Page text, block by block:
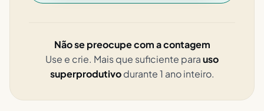
Não se preocupe com a contagem
Use e crie. Mais que suficiente parauso
superprodutivodurante 1 ano inteiro.